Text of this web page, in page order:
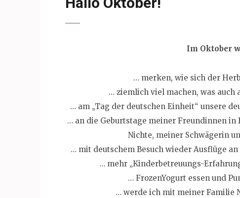
Im Oktober
… merken, wie sich der
… ziemlich viel machen, was auch
… am „Tag der deutschen Einheit“ unsere
… an die Geburtstage meiner Freundinnen
Nichte, meiner Schwägerin
… mit deutschem Besuch wieder Ausflüge
… mehr „Kinderbetreuungs-
… FrozenYogurt essen und
… werde ich mit meiner Familie